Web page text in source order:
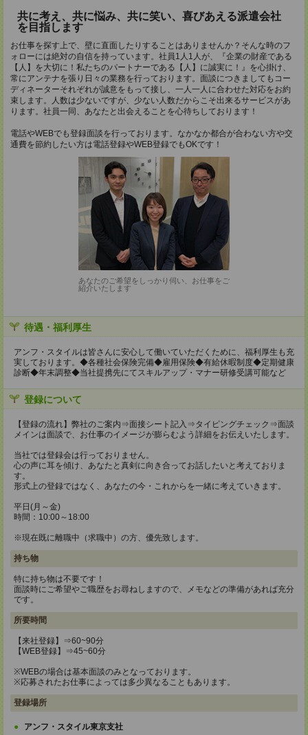
共に考え、共に悩み、共に笑い、喜びあえる派遣会社
を目指します
お仕事を探す上で、壁に直面したりすることはありませんか？そんな時のフ
ォローには絶対の自信を持っています。社員1人1人が、『企業の財産である
【人】を大切に！私たちのパートナーである【人】に誠実に！』を心掛け、
常にアンテナを張り日々の業務を行っております。面談につきましてもコー
ディネーターそれぞれが誠意をもって接し、一人一人に合わせた対応をお約
束します。人数は少ないですが、少ない人数だからこそ出来るサービスがあ
ります。社員一同、あなたと出会えることを心待ちしております！
電話やWEBでも登録面談を行っております。なかなか都合が合わない方や交
通費を節約したい方は電話登録やWEB登録でもOKです！
あなたのご希望をしっかり伺い、お仕事をご
紹介いたします
待遇・福利厚生
アンフ・スタイルは皆さんに安心して働いていただくために、福利厚生も充
実しております。◆各種社会保険完備◆雇用保険◆有給休暇制度◆定期健康
診断◆年末調整◆当社提携先にてスキルアップ・マナー研修受講可能など
登録について
【登録の流れ】弊社のご案内⇒面接シート記入⇒タイピングチェック⇒面談
メインは面談で、お仕事のイメージが膨らむよう詳細をお伝えいたします。
当社では登録会は行っておりません。
心の声に耳を傾け、あなたと真剣に向き合ってお話したいと考えておりま
す。
形式上の登録ではなく、あなたの今・これからを一緒に考えていきます。
平日(月～金)
時間：10:00～18:00
※現在既に離職中（求職中）の方、優先致します。
持ち物
特に持ち物は不要です！
面談時にご希望やご職歴をお尋ねしますので、メモなどの準備があれば充分
です。
所要時間
【来社登録】⇒60~90分
【WEB登録】⇒45~60分
※WEBの場合は基本面談のみとなっております。
※応募されたお仕事によっては多少異なることもあります。
登録場所
アンフ・スタイル東京支社